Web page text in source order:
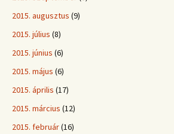
2015. augusztus (9)
2015. július (8)
2015. június (6)
2015. május (6)
2015. április (17)
2015. március (12)
2015. február(16)